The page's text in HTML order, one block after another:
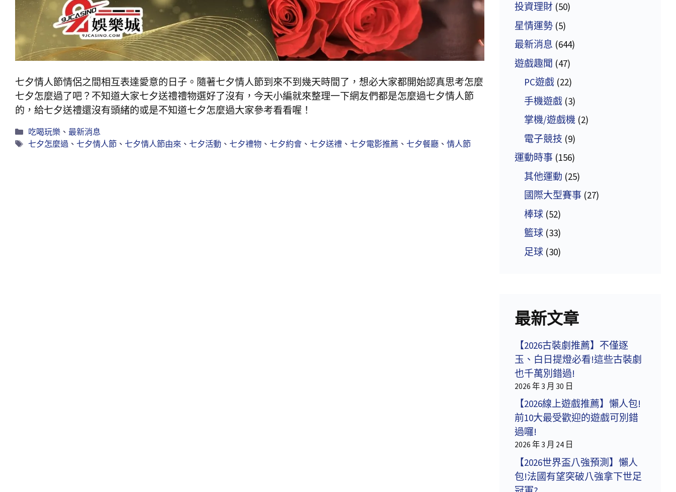
七夕情人節情侶之間相互表達愛意的日子。隨著七夕情人節到來不到幾天時間了，想必大家都開始認真思考怎麼
七夕怎麼過了吧？不知道大家七夕送禮禮物選好了沒有，今天小編就來整理一下網友們都是怎麼過七夕情人節
的，給七夕送禮還沒有頭緒的或是不知道七夕怎麼過大家參考看看喔！
吃喝玩樂、 最新消息
七夕怎麼過、 七夕情人節、 七夕情人節由來 、 七夕活動、 七夕禮物、 七夕約會、 七夕送禮、 七夕電影推薦、 七夕餐廳、 情人節
投資理財 (50)
星情運勢 (5)
最新消息 (644)
遊戲趣聞 (47)
PC遊戲 (22)
手機遊戲 (3)
掌機/遊戲機 (2)
電子競技 (9)
運動時事 (156)
其他運動 (25)
國際大型賽事 (27)
棒球 (52)
籃球 (33)
足球 (30)
最新文章
【2026古裝劇推薦】不僅逐
玉、白日提燈必看!這些古裝劇
也千萬別錯過!
2026 年 3 月 30 日
【2026線上遊戲推薦】懶人包!
前10大最受歡迎的遊戲可別錯
過囉!
2026 年 3 月 24 日
【2026世界盃八強預測】懶人
包!法國有望突破八強拿下世足